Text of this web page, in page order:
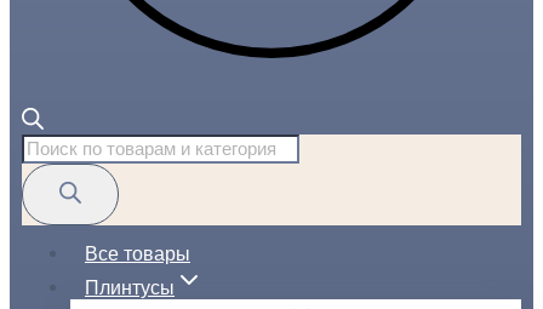
Поиск
товаров
Все товары
Плинтусы